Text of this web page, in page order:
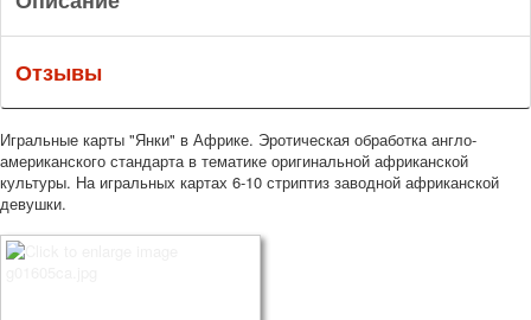
Отзывы
Игральные карты "Янки" в Африке. Эротическая обработка англо-
американского стандарта в тематике оригинальной африканской
культуры. На игральных картах 6-10 стриптиз заводной африканской
девушки.